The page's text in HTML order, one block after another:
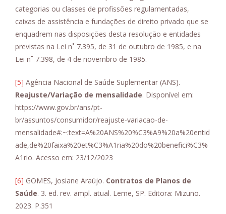
categorias ou classes de profissões regulamentadas,
caixas de assistência e fundações de direito privado que se
enquadrem nas disposições desta resolução e entidades
previstas na Lei n˚ 7.395, de 31 de outubro de 1985, e na
Lei n˚ 7.398, de 4 de novembro de 1985.
[5] Agência Nacional de Saúde Suplementar (ANS).
Reajuste/Variação de mensalidade. Disponível em:
https://www.gov.br/ans/pt-
br/assuntos/consumidor/reajuste-variacao-de-
mensalidade#:~:text=A%20ANS%20%C3%A9%20a%20entid
ade,de%20faixa%20et%C3%A1ria%20do%20benefici%C3%
A1rio. Acesso em: 23/12/2023
[6] GOMES, Josiane Araújo. Contratos de Planos de
Saúde. 3. ed. rev. ampl. atual. Leme, SP. Editora: Mizuno.
2023. P.351